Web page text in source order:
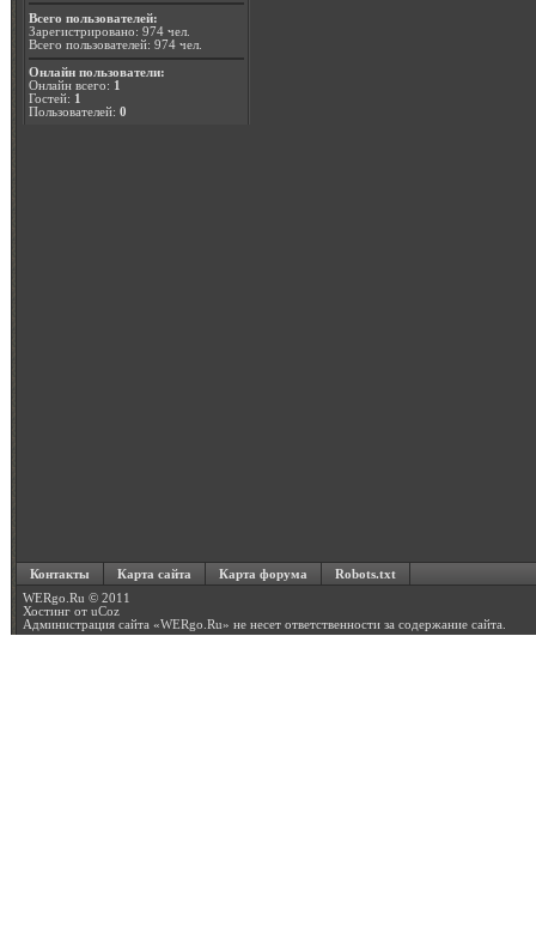
Всего пользователей:
Зарегистрировано: 974 чел.
Всего пользователей: 974 чел.
Онлайн пользователи:
Онлайн всего: 1
Гостей: 1
Пользователей: 0
Контакты Карта сайта Карта форума Robots.txt
WERgo.Ru © 2011
Хостинг от uCoz
Администрация сайта «WERgo.Ru» не несет ответственности за содержание сайта.